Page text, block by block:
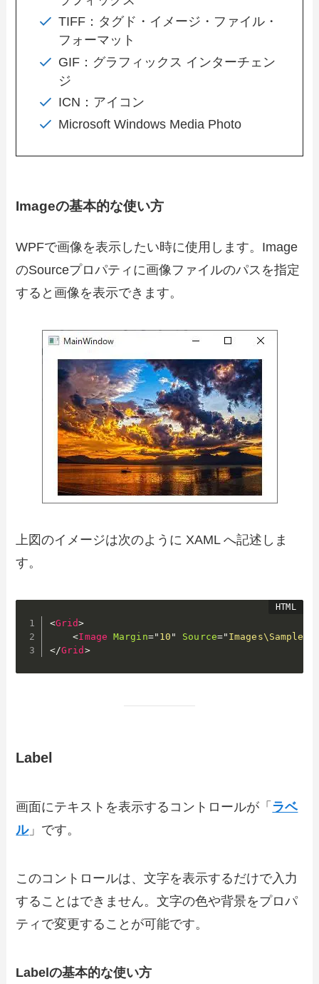
TIFF：タグド・イメージ・ファイル・
フォーマット
GIF：グラフィックス インターチェン
ジ
ICN：アイコン
Microsoft Windows Media Photo
Imageの基本的な使い方
WPFで画像を表示したい時に使用します。Image
のSourceプロパティに画像ファイルのパスを指定
すると画像を表示できます。
上図のイメージは次のように XAML へ記述しま
す。
<Grid>
<Image Margin=" 10 " Source="
</Grid >
Label
画面にテキストを表示するコントロールが「 ラベ
ル」です。
このコントロールは、文字を表示するだけで入力
することはできません。文字の色や背景をプロパ
ティで変更することが可能です。
Labelの基本的な使い方